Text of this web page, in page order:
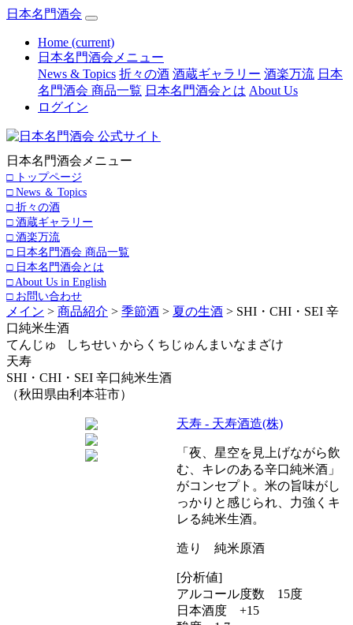
日本名門酒会
Home (current)
日本名門酒会メニュー
News & Topics 折々の酒 酒蔵ギャラリー 酒楽万流 日本
名門酒会 商品一覧 日本名門酒会とは About Us
ログイン
日本名門酒会メニュー
□ トップページ
□ News ＆ Topics
□ 折々の酒
□ 酒蔵ギャラリー
□ 酒楽万流
□ 日本名門酒会 商品一覧
□ 日本名門酒会とは
□ About Us in English
□ お問い合わせ
メイン > 商品紹介 > 季節酒 > 夏の生酒 > SHI・CHI・SEI 辛
口純米生酒
てんじゅ しちせい からくちじゅんまいなまざけ
天寿
SHI・CHI・SEI 辛口純米生酒
（秋田県由利本荘市）
天寿 - 天寿酒造(株)
「夜、星空を見上げながら飲
む、キレのある辛口純米酒」
がコンセプト。米の旨味がし
っかりと感じられ、力強くキ
レる純米生酒。
造り 純米原酒
[分析値]
アルコール度数 15度
日本酒度 +15